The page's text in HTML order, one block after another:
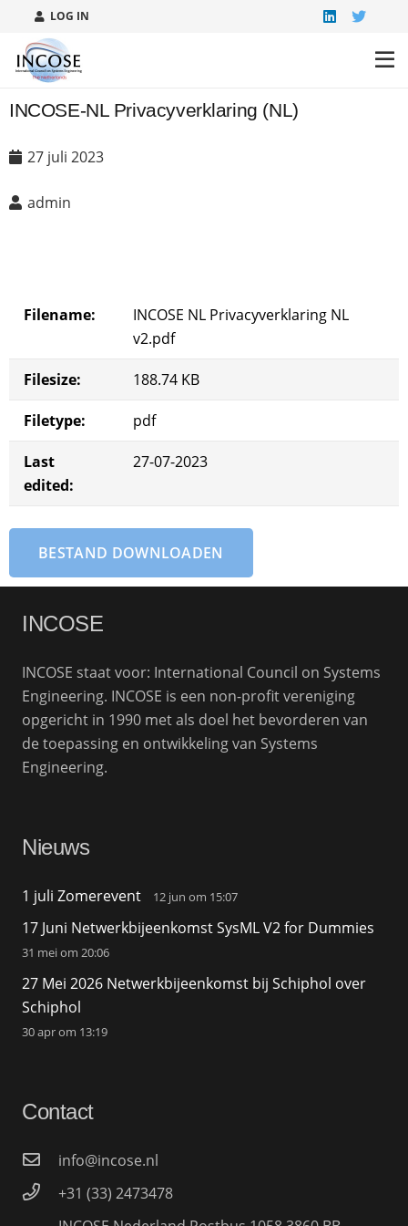
LOG IN
INCOSE-NL Privacyverklaring (NL)
27 juli 2023
admin
Filename:
INCOSE NL Privacyverklaring NL
v2.pdf
Filesize: 188.74 KB
Filetype: pdf
Last
edited:
27-07-2023
BESTAND DOWNLOADEN
INCOSE
INCOSE staat voor: International Council on Systems
Engineering. INCOSE is een non-profit vereniging
opgericht in 1990 met als doel het bevorderen van
de toepassing en ontwikkeling van Systems
Engineering.
Nieuws
1 juli Zomerevent 12 jun om 15:07
17 Juni Netwerkbijeenkomst SysML V2 for Dummies
31 mei om 20:06
27 Mei 2026 Netwerkbijeenkomst bij Schiphol over
Schiphol
30 apr om 13:19
Contact
info@incose.nl
+31 (33) 2473478